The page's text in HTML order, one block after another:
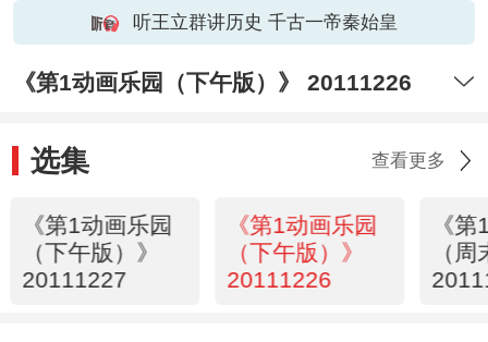
听王立群讲历史 千古一帝秦始皇
《第1动画乐园（下午版）》 20111226
选集 查看更多
《第1动画乐园
（下午版）》
20111227
《第1动画乐园
（下午版）》
20111226
《
（